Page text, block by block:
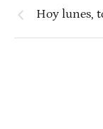
Hoy lunes,